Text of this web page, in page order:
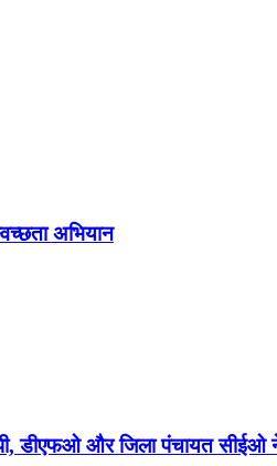
अभियान
और जिला पंचायत सीईओ नें